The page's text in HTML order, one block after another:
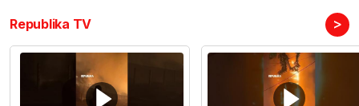
Republika TV >